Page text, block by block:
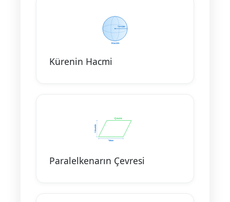
Kürenin Hacmi
Paralelkenarın Çevresi